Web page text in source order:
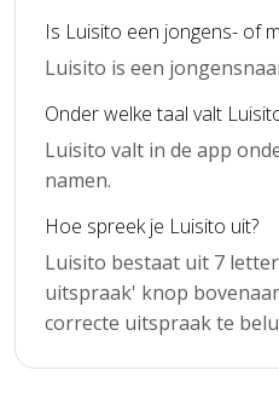
Is Luisito een jongens- of
Luisito is een
Onder welke taal valt
Luisito valt in de app
namen.
Hoe spreek je Luisito uit?
Luisito bestaat uit 7
uitspraak' knop
correcte uitspraak te